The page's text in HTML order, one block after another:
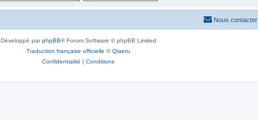
Nous contacter
Développé parphpBB® Forum Software © phpBB Limited
Traduction française officielle ©Qiaeru
Confidentialité | Conditions